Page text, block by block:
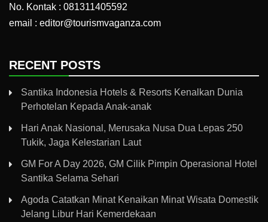
No. Kontak : 081311405592
email : editor@tourismvaganza.com
RECENT POSTS
Santika Indonesia Hotels & Resorts Kenalkan Dunia
Perhotelan Kepada Anak-anak
Hari Anak Nasional, Merusaka Nusa Dua Lepas 250
Tukik, Jaga Kelestarian Laut
GM For A Day 2026, GM Cilik Pimpin Operasional Hotel
Santika Selama Sehari
Agoda Catatkan Minat Kenaikan Minat Wisata Domestik
Jelang Libur Hari Kemerdekaan